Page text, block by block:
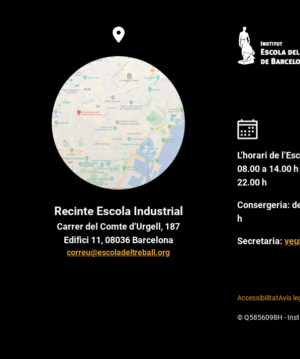
Recinte Escola Industrial
Carrer del Comte d’Urgell, 187
Edifici 11, 08036 Barcelona
correu@escoladeltreball.org
L’horari de
08.00 a 14.00
22.00 h
Consergeria:
h
Secretaria:
AccessibilitatAvís
© Q5856098H -